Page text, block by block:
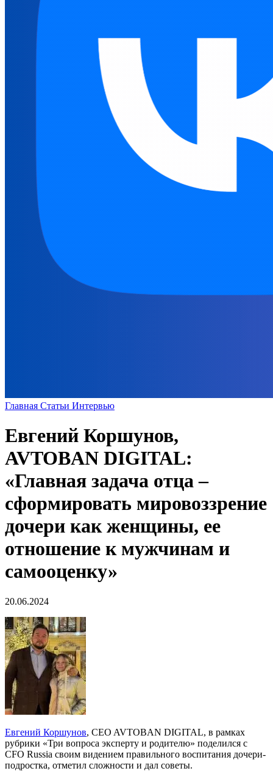
Главная Статьи Интервью
Евгений Коршунов,
AVTOBAN DIGITAL:
«Главная задача отца –
сформировать мировоззрение
дочери как женщины, ее
отношение к мужчинам и
самооценку»
20.06.2024
Евгений Коршунов, CEO AVTOBAN DIGITAL, в рамках
рубрики «Три вопроса эксперту и родителю» поделился с
CFO Russia своим видением правильного воспитания дочери-
подростка, отметил сложности и дал советы.